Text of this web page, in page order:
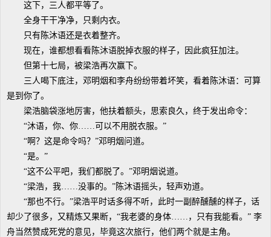
这下，三人都平等了。
全身干干净净，只剩内衣。
只有陈沐语还是衣着整齐。
现在，谁都想看看陈沐语脱掉衣服的样子，因此疯狂加注。
但第十七局，被梁浩再次赢下。
三人喝下底注，邓明烟和李舟纷纷带着坏笑，看着陈沐语：可算
是到你了。
梁浩脑袋涨地厉害，他扶着额头，思索良久，终于发出命令：
“沐语，你、你……可以不用脱衣服。”
“啊？这是命令吗？”邓明烟问道。
“是。”
“这不公平吧，我们都脱了。”邓明烟说道。
“梁浩，我……没事的。”陈沐语摇头，轻声劝道。
“那也不行。”梁浩平时话多得不听，此时一副醉醺醺的样子，话
却少了很多，又精炼又果断，“我老婆的身体……，只有我能看。” 李
舟当然赞成死党的意见，毕竟这次旅行，他们两个就是主角。